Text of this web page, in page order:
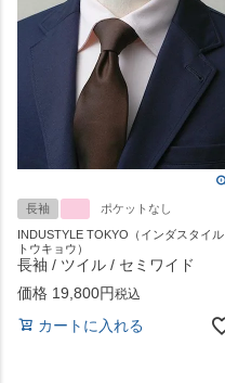
長袖
ポケットなし
INDUSTYLE TOKYO（インダスタイル
トウキョウ）
長袖 / ツイル / セミワイド
価格 19,800 税込
カートに入れる